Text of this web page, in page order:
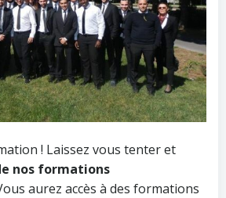
! Laissez vous tenter et
nos formations
aurez accès à des formations